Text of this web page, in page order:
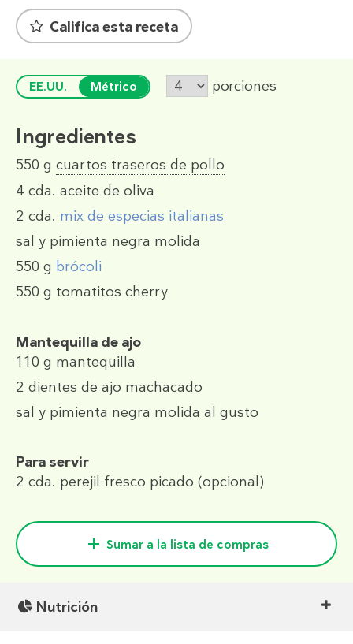
Califica esta receta
EE.UU. Métrico porciones
Ingredientes
550 g cuartos traseros de pollo
4 cda. aceite de oliva
2 cda. mix de especias italianas
sal y pimienta negra molida
550 g brócoli
550 g tomatitos cherry
Mantequilla de ajo
110 g mantequilla
2 dientes de ajo machacado
sal y pimienta negra molida al gusto
Para servir
2 cda. perejil fresco picado (opcional)
Sumar a la lista de compras
Nutrición